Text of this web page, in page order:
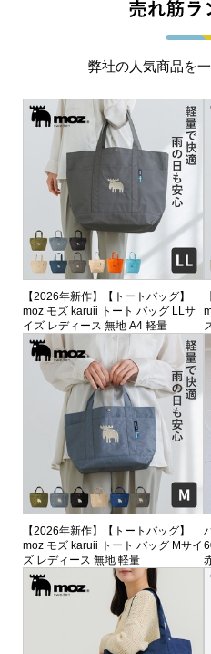
弊社の人気商品を
【2026年新作】【トートバッグ】
moz モズ karuii トート バッグ LLサ
イズ レディース 無地 A4 軽量
【2026年新作】【トートバッグ】
moz モズ karuii トート バッグ Mサイ
ズ レディース 無地 軽量